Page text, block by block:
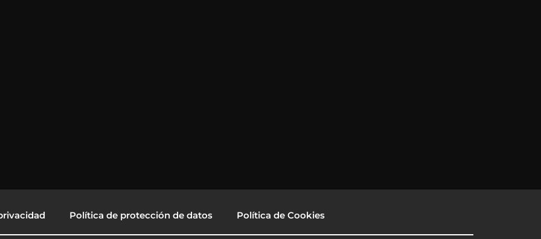
Política de protección de datos Política de Cookies